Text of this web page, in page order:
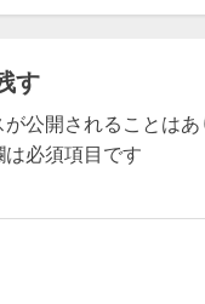
す
公開されることはあ
必須項目です